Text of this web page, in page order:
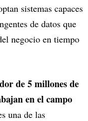
sistemas capaces
de datos que
negocio en tiempo
de 5 millones de
en el campo
una de las